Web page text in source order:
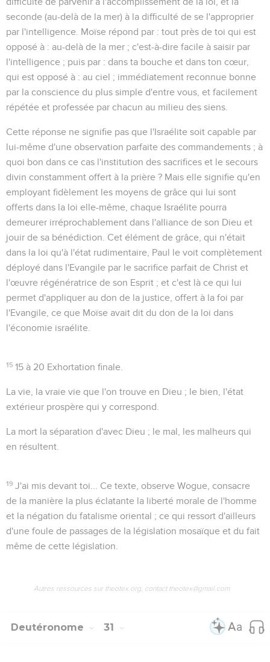
seconde (au-delà de la mer) à la difficulté de se l'approprier
par l'intelligence . Moïse répond par : tout près de toi qui est
opposé à : au-delà de la mer ; c'est-à-dire facile à saisir par
l'intelligence ; puis par : dans ta bouche et dans ton cœur
qui est opposé à : au ciel ; immédiatement reconnue bonne
par la conscience du plus simple d'entre vous, et facilement
répétée et professée par chacun au milieu des siens.
Cette réponse ne signifie pas que l'Israélite soit capable par
lui-même d'une observation parfaite des commandements ; à
quoi bon dans ce cas l'institution des sacrifices et le secours
divin constamment offert à la prière ? Mais elle signifie qu'en
employant fidèlement les moyens de grâce qui lui sont
offerts dans la loi elle-même, chaque Israélite pourra
demeurer irréprochablement dans l'alliance de son Dieu et
jouir de sa bénédiction. Cet élément de grâce, qui n'était
dans la loi qu'à l'état rudimentaire, Paul le voit complètement
déployé dans l'Evangile par le sacrifice parfait de Christ et
l'œuvre régénératrice de son Esprit ; et c'est là ce qui lui
permet d'appliquer au don de la justice, offert à la foi par
l'Evangile, ce que Moïse avait dit du don de la loi dans
l'économie israélite.
15 15 à 20 Exhortation finale.
La vie , la vraie vie que l'on trouve en Dieu ; le bien , l'état
extérieur prospère qui y correspond.
La mort la séparation d'avec Dieu ; le mal , les malheurs qui
en résultent.
19 J'ai mis devant toi...
Ce texte, observe Wogue, consacre
de la manière la plus éclatante la liberté morale de l'homme
et la négation du fatalisme oriental ; ce qui ressort d'ailleurs
d'une foule de passages de la législation mosaïque et du fait
même de cette législation.
Autres ressources sur theotex.org, contact theotex@gmail.com
Deutéronome 31